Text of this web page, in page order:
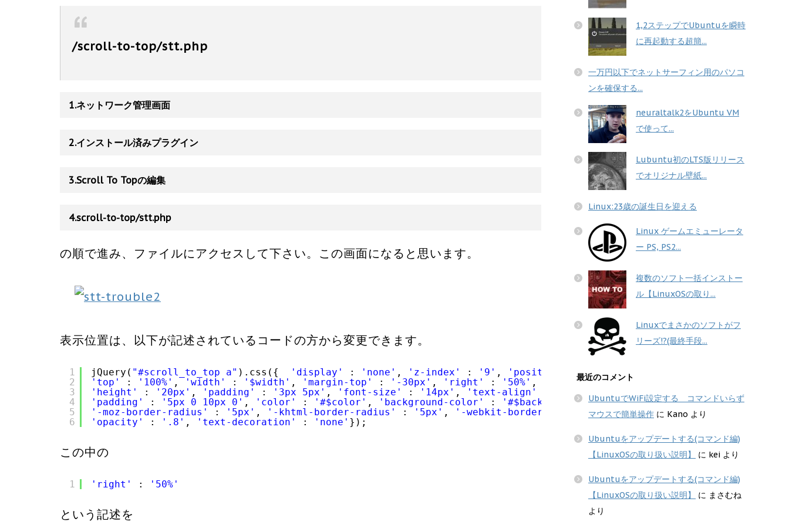
/scroll-to-top/stt.php
1.ネットワーク管理画面
2.インストール済みプラグイン
3.Scroll To Topの編集
4.scroll-to-top/stt.php
の順で進み、ファイルにアクセスして下さい。この画面になると思います。
表示位置は、以下が記述されているコードの方から変更できます。
1
2
3
4
5
6
jQuery( "#scroll_to_top a" ).css({ 'display' : 'none' , 'z-index' : '9' , 'position' : 'fixed'
,
'top'
: '100%' , 'width' : '$width' , 'margin-top' : '-30px' , 'right' : '50%' , 'margin-left' :
'height'
: '20px' , 'padding' : '3px 5px' , 'font-size' : '14px' , 'text-align' 'center'
'padding'
: '5px 0 10px 0' , 'color' : '#$color' , 'background-color' : '#$background_color',
'-moz-border-radius'
: '5px' , '-khtml-border-radius' : '5px' , '-webkit-border-radius' : '5px',
'opacity'
: '.8' , 'text-decoration' : 'none' });
この中の
1 'right' : '50%'
という記述を
1,2ステップでUbuntuを瞬時
に再起動する超簡...
一万円以下でネットサーフィン用のパソコ
ンを確保する...
neuraltalk2をUbuntu VM
で使って...
Lubuntu初のLTS版リリース
でオリジナル壁紙...
Linux:23歳の誕生日を迎える
Linux ゲームエミューレータ
ー PS, PS2...
複数のソフト一括インストー
ル【LinuxOSの取り...
Linuxでまさかのソフトがフ
リーズ!?(最終手段...
最近のコメント
UbuntuでWiFi設定する コマンドいらず
マウスで簡単操作 に Kano より
Ubuntuをアップデートする(コマンド編)
【LinuxOSの取り扱い説明】
に kei より
Ubuntuをアップデートする(コマンド編)
【LinuxOSの取り扱い説明】
に まさむね
より